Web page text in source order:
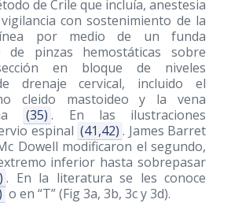
de Crile que incluía, anestesia
con sostenimiento de la
por medio de un funda
de pinzas hemostáticas sobre
en bloque de niveles
drenaje cervical, incluido el
cleido mastoideo y la vena
(35) . En las ilustraciones
espinal (41,42) . James Barret
Dowell modificaron el segundo,
inferior hasta sobrepasar
. En la literatura se les conoce
o en “T” (Fig 3a, 3b, 3c y 3d).